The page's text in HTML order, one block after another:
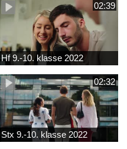
02:39
Hf 9.-10. klasse 2022
02:32
Stx 9.-10. klasse 2022